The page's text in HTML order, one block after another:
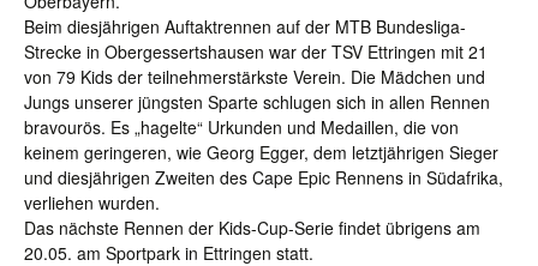
Beim diesjährigen Auftaktrennen auf der MTB Bundesliga-
Strecke in Obergessertshausen war der TSV Ettringen mit 21
von 79 Kids der teilnehmerstärkste Verein. Die Mädchen und
Jungs unserer jüngsten Sparte schlugen sich in allen Rennen
bravourös. Es „hagelte“ Urkunden und Medaillen, die von
keinem geringeren, wie Georg Egger, dem letztjährigen Sieger
und diesjährigen Zweiten des Cape Epic Rennens in Südafrika,
verliehen wurden.
Das nächste Rennen der Kids-Cup-Serie findet übrigens am
20.05. am Sportpark in Ettringen statt.